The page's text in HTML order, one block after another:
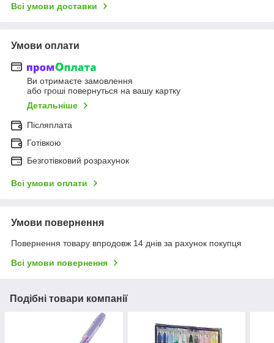
Всі умови доставки
Умови оплати
Ви отримаєте замовлення
або гроші повернуться на вашу картку
Детальніше
Післяплата
Готівкою
Безготівковий розрахунок
Всі умови оплати
Умови повернення
Повернення товару впродовж 14 днів за рахунок покупця
Всі умови повернення
Подібні товари компанії